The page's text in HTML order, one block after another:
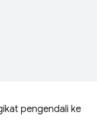
pengendali ke